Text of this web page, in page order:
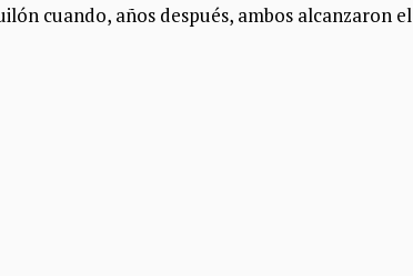
cuando, años después, ambos alcanzaron el